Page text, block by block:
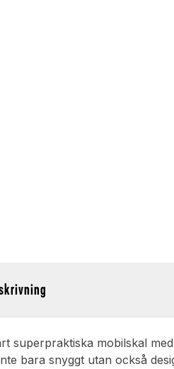
superpraktiska mobilskal
bara snyggt utan också